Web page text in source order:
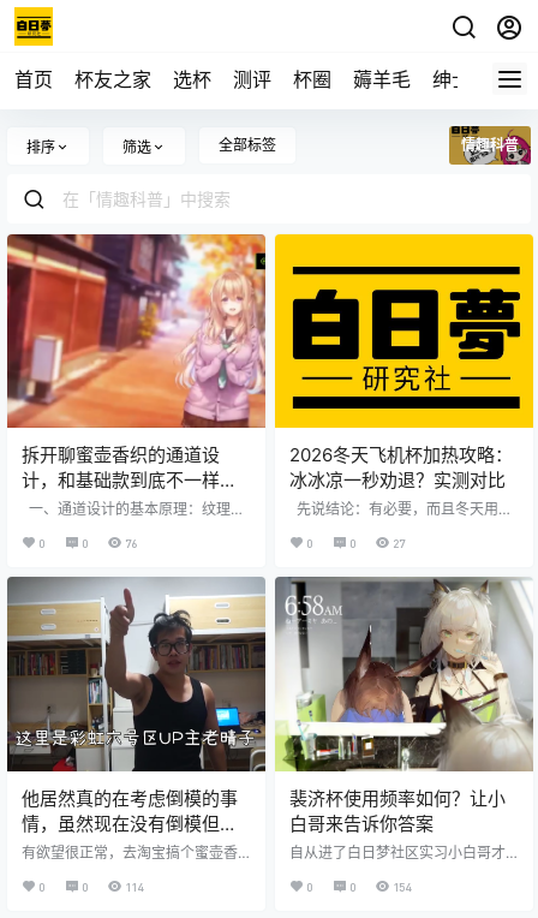
首页 杯友之家 选杯 测评 杯圈 薅羊毛 绅士 视频
排序 筛选 全部标签 情趣科普
拆开聊蜜壶香织的通道设
计，和基础款到底不一样在
哪
一、通道设计的基本原理：纹理决
心目标只有一个：用不同的纹理结
刺激。 基础纹理分三大类：螺纹、
颗粒、平滑。螺纹通道的刺激方式
是"旋转摩擦"——推进时螺旋纹路产
生旋转方向的摩擦力。颗粒通道的
刺激方式是"点状刺激"——每个颗粒
都是一个独立的刺…
0 0 76
2026冬天飞机杯加热攻略：
冰冰凉一秒劝退？实测对比
先说结论：有必要，而且冬天用和
约36到37度，而一个室温下的飞机
温差带来的不是"凉一点"，而是"瞬
间出戏"。冰凉触感直接接触敏感部
位，第一反应是缩一下，然后兴致
直接打折扣。 加热到接近体温（38
到42度）之后，触感从"冰凉异
物"变成"温热包裹&quo…
0 0 27
他居然真的在考虑倒模的事
情，虽然现在没有倒模但是
有蜜壶香织
有欲望很正常，去淘宝搞个蜜壶香
搞垮了自己，那就得不偿失了。 本
0 0 114
裴济杯使用频率如何？让小
白哥来告诉你答案
自从进了白日梦社区实习小白哥才
用过裴济杯的经历，一般来说，裴
0 0 154